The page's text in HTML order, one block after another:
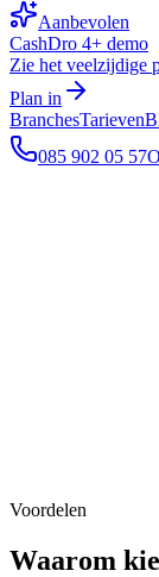
Aanbevolen
CashDro 4+ demo
Zie het veelzijdige
Plan in
BranchesTarieven
085 902 05 57
Voordelen
Waarom